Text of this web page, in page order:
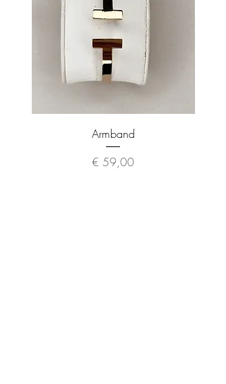
Armband
Preis
€ 59,00